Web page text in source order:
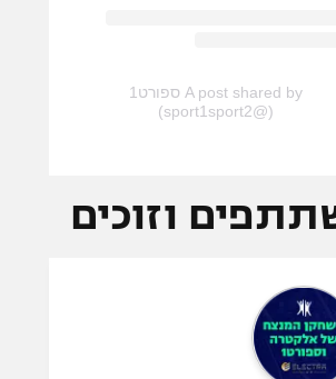
A post shared by ספורט1
(@sport1sport2)
וזוכים